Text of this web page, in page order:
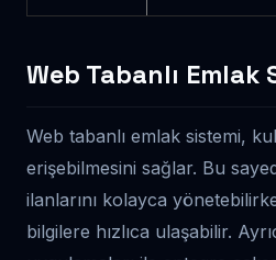
Web Tabanlı Emlak
Web tabanlı emlak sistemi,
erişebilmesini sağlar. Bu
ilanlarını kolayca
bilgilere hızlıca ulaşabilir.